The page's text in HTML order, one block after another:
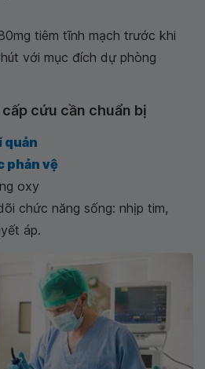
tiêm tĩnh mạch trước khi
với mục đích dự phòng
cứu cần chuẩn bị
quản
phản vệ
oxy
chức năng sống: nhịp tim,
áp.